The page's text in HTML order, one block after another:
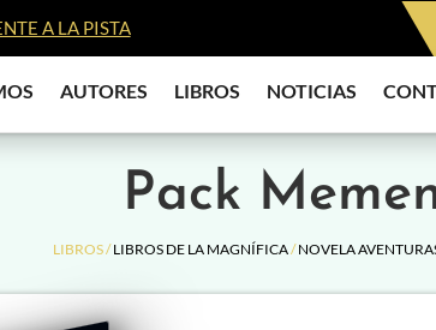
A LA PISTA
AUTORES LIBROS NOTICIAS
Pack
LIBROS /LIBROS DE LA MAGNÍFICA/NOVELA